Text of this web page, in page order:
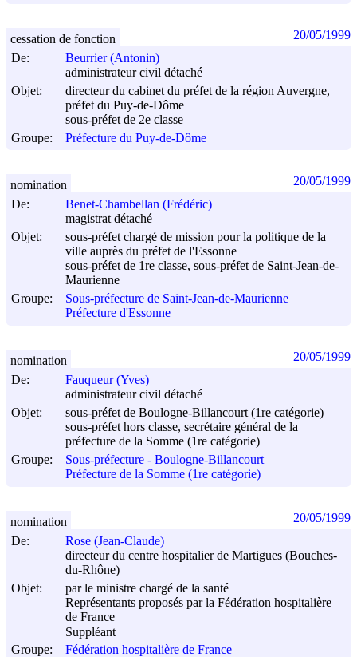
De:
Beurrier (Antonin)
administrateur civil détaché
Objet:
directeur du cabinet du préfet de la région Auvergne,
préfet du Puy-de-Dôme
sous-préfet de 2e classe
Groupe:
Préfecture du Puy-de-Dôme
cessation de fonction 20/05/1999
De:
Benet-Chambellan (Frédéric)
magistrat détaché
Objet:
sous-préfet chargé de mission pour la politique de la
ville auprès du préfet de l'Essonne
sous-préfet de 1re classe, sous-préfet de Saint-Jean-de-
Maurienne
Groupe:
Sous-préfecture de Saint-Jean-de-Maurienne
Préfecture d'Essonne
nomination 20/05/1999
De:
Fauqueur (Yves)
administrateur civil détaché
Objet:
sous-préfet de Boulogne-Billancourt (1re catégorie)
sous-préfet hors classe, secrétaire général de la
préfecture de la Somme (1re catégorie)
Groupe:
Sous-préfecture - Boulogne-Billancourt
Préfecture de la Somme (1re catégorie)
nomination 20/05/1999
De:
Rose (Jean-Claude)
directeur du centre hospitalier de Martigues (Bouches-
du-Rhône)
Objet:
par le ministre chargé de la santé
Représentants proposés par la Fédération hospitalière
de France
Suppléant
Groupe:
Fédération hospitalière de France
nomination 20/05/1999